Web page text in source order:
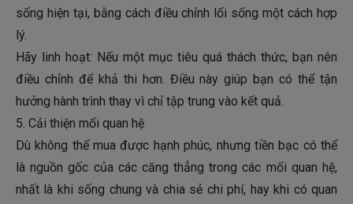
sống hiện tại, bằng cách điều chỉnh lối sống một cách hợp
lý.
Hãy linh hoạt: Nếu một mục tiêu quá thách thức, bạn nên
điều chỉnh để khả thi hơn. Điều này giúp bạn có thể tận
hưởng hành trình thay vì chỉ tập trung vào kết quả.
5. Cải thiện mối quan hệ
Dù không thể mua được hạnh phúc, nhưng tiền bạc có thể
là nguồn gốc của các căng thẳng trong các mối quan hệ,
nhất là khi sống chung và chia sẻ chi phí, hay khi có quan